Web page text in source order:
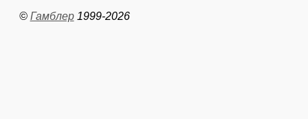
© Гамблер1999-2026